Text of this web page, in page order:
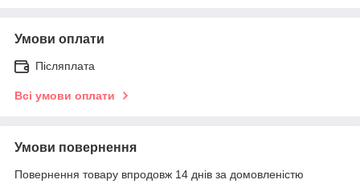
Умови оплати
Післяплата
Всі умови оплати
Умови повернення
Повернення товару впродовж 14 днів за домовленістю